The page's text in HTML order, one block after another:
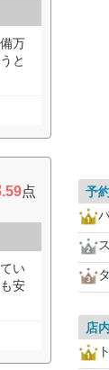
万
と
.59点
い
安
予
店